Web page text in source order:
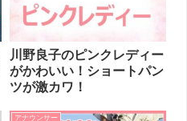
川野良子のピンクレディー
がかわいい！ショートパン
ツが激カワ！
アナウンサー